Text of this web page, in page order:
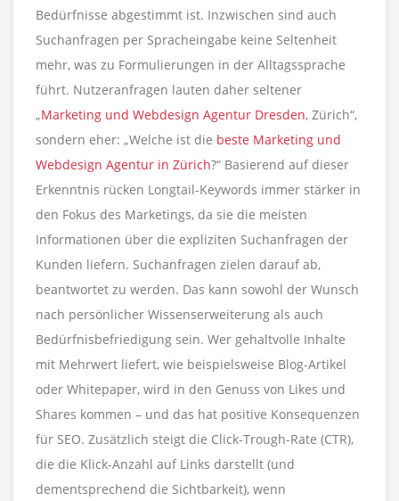
Bedürfnisse abgestimmt ist. Inzwischen sind auch
Suchanfragen per Spracheingabe keine Seltenheit
mehr, was zu Formulierungen in der Alltagssprache
führt. Nutzeranfragen lauten daher seltener
„Marketing und Webdesign Agentur Dresden, Zürich“,
sondern eher: „Welche ist die beste Marketing und
Webdesign Agentur in Zürich?“ Basierend auf dieser
Erkenntnis rücken Longtail-Keywords immer stärker in
den Fokus des Marketings, da sie die meisten
Informationen über die expliziten Suchanfragen der
Kunden liefern. Suchanfragen zielen darauf ab,
beantwortet zu werden. Das kann sowohl der Wunsch
nach persönlicher Wissenserweiterung als auch
Bedürfnisbefriedigung sein. Wer gehaltvolle Inhalte
mit Mehrwert liefert, wie beispielsweise Blog-Artikel
oder Whitepaper, wird in den Genuss von Likes und
Shares kommen – und das hat positive Konsequenzen
für SEO. Zusätzlich steigt die Click-Trough-Rate (CTR),
die die Klick-Anzahl auf Links darstellt (und
dementsprechend die Sichtbarkeit), wenn